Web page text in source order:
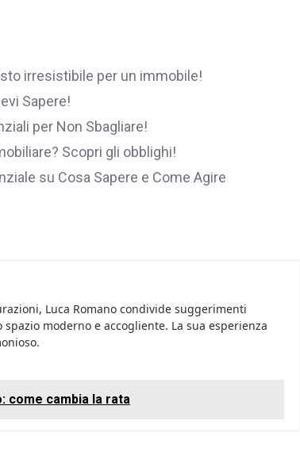
irresistibile per un immobile!
Sapere!
per Non Sbagliare!
Scopri gli obblighi!
su Cosa Sapere e Come Agire
Luca Romano condivide suggerimenti
moderno e accogliente. La sua esperienza
come cambia la rata